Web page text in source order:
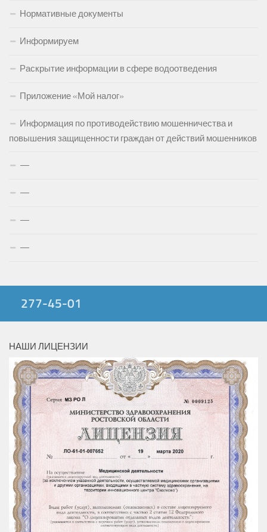
Нормативные документы
Информируем
Раскрытие информации в сфере водоотведения
Приложение «Мой налог»
Информация по противодействию мошенничества и
повышения защищенности граждан от действий мошенников
—
—
—
—
277-45-01
НАШИ ЛИЦЕНЗИИ